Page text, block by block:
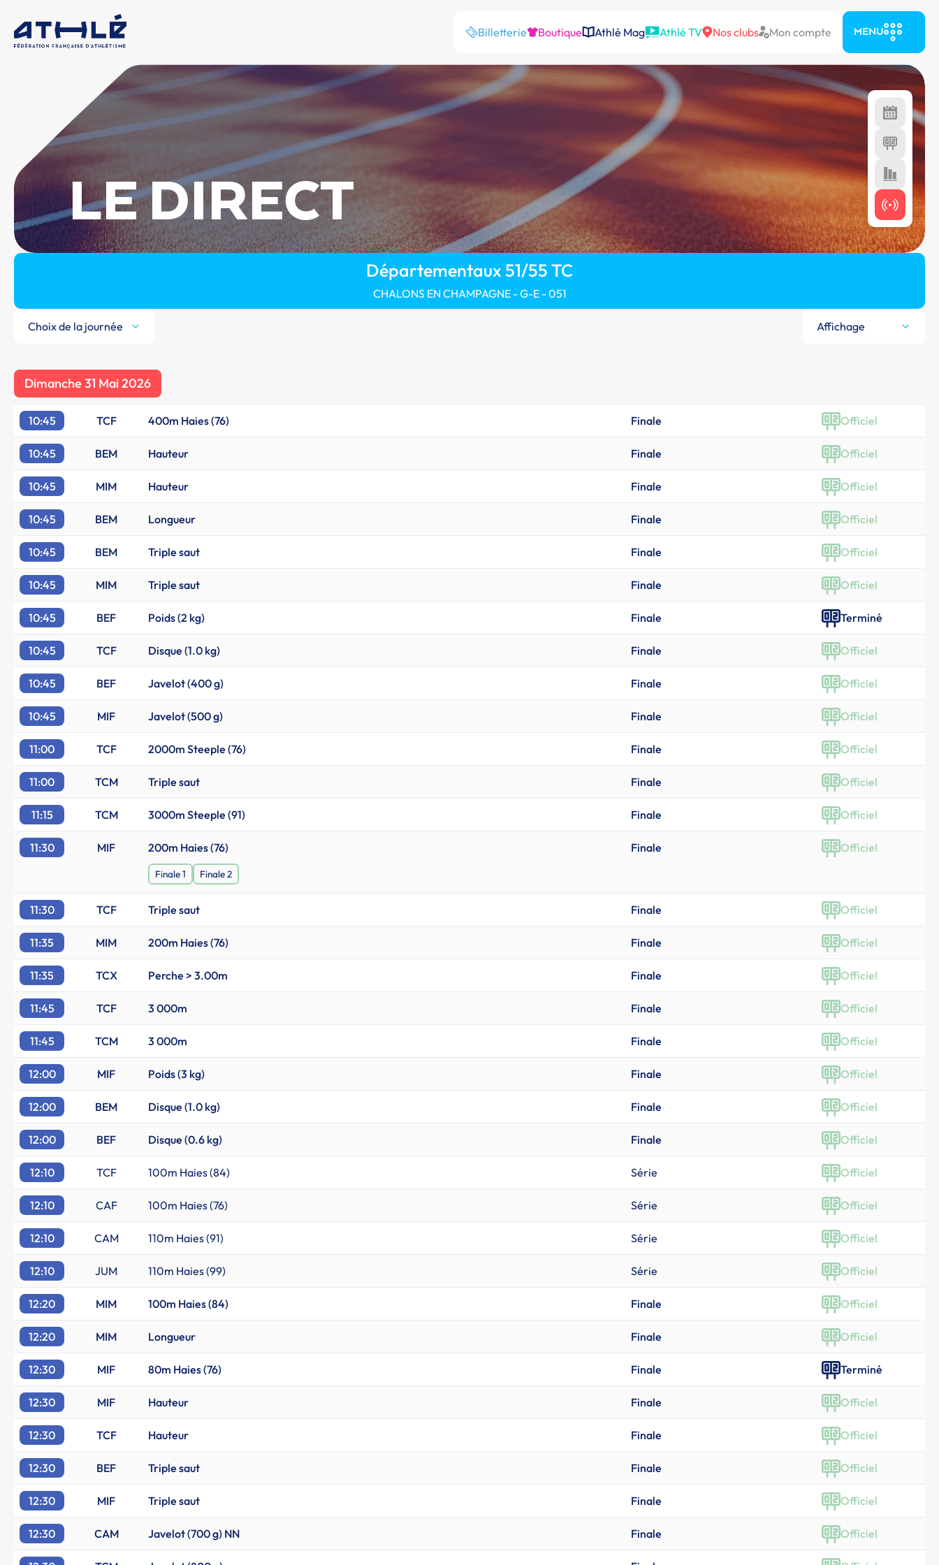
Billetterie Boutique Athlé Mag Athlé TV Nos clubs Mon compte MENU
LE DIRECT
Départementaux 51/55 TC
CHALONS EN CHAMPAGNE - G-E - 051
Choix de la journée Affichage
Dimanche 31 Mai 2026
10:45 TCF 400m Haies (76) Finale Officiel
10:45 BEM Hauteur Finale Officiel
10:45 MIM Hauteur Finale Officiel
10:45 BEM Longueur Finale Officiel
10:45 BEM Triple saut Finale Officiel
10:45 MIM Triple saut Finale Officiel
10:45 BEF Poids (2 kg) Finale Terminé
10:45 TCF Disque (1.0 kg) Finale Officiel
10:45 BEF Javelot (400 g) Finale Officiel
10:45 MIF Javelot (500 g) Finale Officiel
11:00 TCF 2000m Steeple (76) Finale Officiel
11:00 TCM Triple saut Finale Officiel
11:15 TCM 3000m Steeple (91) Finale Officiel
11:30 MIF 200m Haies (76) Finale Officiel
Finale 1 Finale 2
11:30 TCF Triple saut Finale Officiel
11:35 MIM 200m Haies (76) Finale Officiel
11:35 TCX Perche > 3.00m Finale Officiel
11:45 TCF 3 000m Finale Officiel
11:45 TCM 3 000m Finale Officiel
12:00 MIF Poids (3 kg) Finale Officiel
12:00 BEM Disque (1.0 kg) Finale Officiel
12:00 BEF Disque (0.6 kg) Finale Officiel
12:10 TCF 100m Haies (84) Série Officiel
12:10 CAF 100m Haies (76) Série Officiel
12:10 CAM 110m Haies (91) Série Officiel
12:10 JUM 110m Haies (99) Série Officiel
12:20 MIM 100m Haies (84) Finale Officiel
12:20 MIM Longueur Finale Officiel
12:30 MIF 80m Haies (76) Finale Terminé
12:30 MIF Hauteur Finale Officiel
12:30 TCF Hauteur Finale Officiel
12:30 BEF Triple saut Finale Officiel
12:30 MIF Triple saut Finale Officiel
12:30 CAM Javelot (700 g) NN Finale Officiel